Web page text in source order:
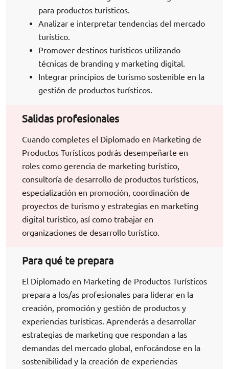
para productos turísticos.
Analizar e interpretar tendencias del mercado
turístico.
Promover destinos turísticos utilizando
técnicas de branding y marketing digital.
Integrar principios de turismo sostenible en la
gestión de productos turísticos.
Salidas profesionales
Cuando completes el Diplomado en Marketing de
Productos Turísticos podrás desempeñarte en
roles como gerencia de marketing turístico,
consultoría de desarrollo de productos turísticos,
especialización en promoción, coordinación de
proyectos de turismo y estrategias en marketing
digital turístico, así como trabajar en
organizaciones de desarrollo turístico.
Para qué te prepara
El Diplomado en Marketing de Productos Turísticos
prepara a los/as profesionales para liderar en la
creación, promoción y gestión de productos y
experiencias turísticas. Aprenderás a desarrollar
estrategias de marketing que respondan a las
demandas del mercado global, enfocándose en la
sostenibilidad y la creación de experiencias